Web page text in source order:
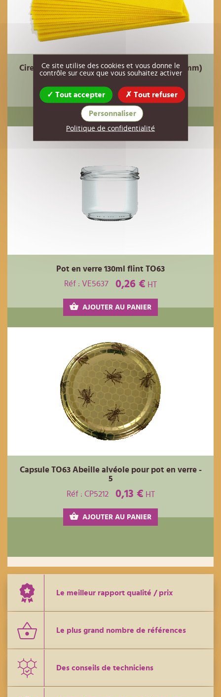
Cire gaufrée dadant corps 1kg (260mm x 410mm)
AJOUTER AU PANIER
Pot en verre 130ml flint TO63
Réf : VE5637
0,26 € HT
AJOUTER AU PANIER
Capsule TO63 Abeille alvéole pour pot en verre -
5
Réf : CP5212
0,13 € HT
AJOUTER AU PANIER
Le meilleur rapport qualité / prix
Le plus grand nombre de références
Des conseils de techniciens
Ce site utilise des cookies et vous donne le
contrôle sur ceux que vous souhaitez activer
Tout accepter Tout refuser
Personnaliser
Politique de confidentialité